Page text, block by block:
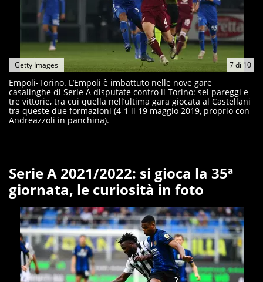
7di 10
Getty Images
Empoli-Torino. L’Empoli è imbattuto nelle nove gare
casalinghe di Serie A disputate contro il Torino: sei pareggi e
tre vittorie, tra cui quella nell’ultima gara giocata al Castellani
tra queste due formazioni (4-1 il 19 maggio 2019, proprio con
Andreazzoli in panchina).
Serie A 2021/2022: si gioca la 35ª
giornata, le curiosità in foto